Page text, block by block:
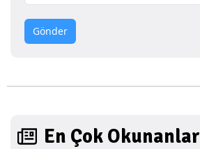
Gönder
En Çok Okunanlar